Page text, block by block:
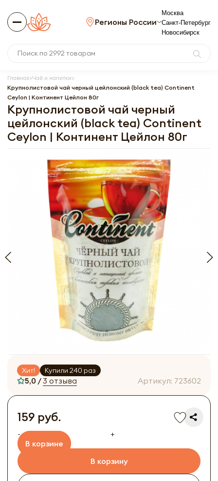
Регионы России
Москва
Санкт-Петербург
Новосибирск
Главная Чай и напитки
Крупнолистовой чай черный цейлонский (black tea) Continent
Ceylon | Континент Цейлон 80г
Крупнолистовой чай черный
цейлонский (black tea) Continent
Ceylon | Континент Цейлон 80г
Хит! Купили 240 раз
5,0 /3 отзыва Артикул: 723602
159 руб.
-
+
В корзине
В корзину